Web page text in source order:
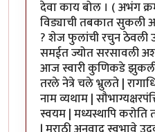
देवा काय बोल । ( अभंग
विड्याची तबकात
? शेज फुलांची रचुन ठेवली
समईत ज्योत सरसावली
आज स्वारी कुणिकडे
तरले नेत्रे चले भ्रुलते |
नाम व्यथाम |
स्वयम | मध्यस्थापि